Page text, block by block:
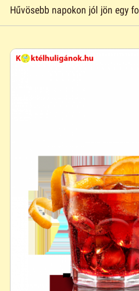
Hűvösebb napokon jól jön egy